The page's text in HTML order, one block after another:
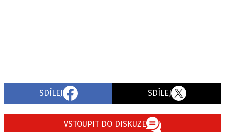
SDÍLEJ SDÍLEJ
VSTOUPIT DO DISKUZE